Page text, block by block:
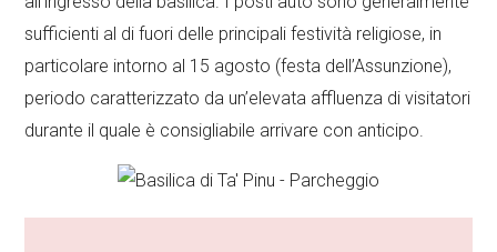
sufficienti al di fuori delle principali festività religiose, in
particolare intorno al 15 agosto (festa dell’Assunzione),
periodo caratterizzato da un’elevata affluenza di visitatori
durante il quale è consigliabile arrivare con anticipo.